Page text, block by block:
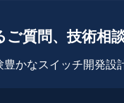
質問、技術相
豊かなスイッチ開発設